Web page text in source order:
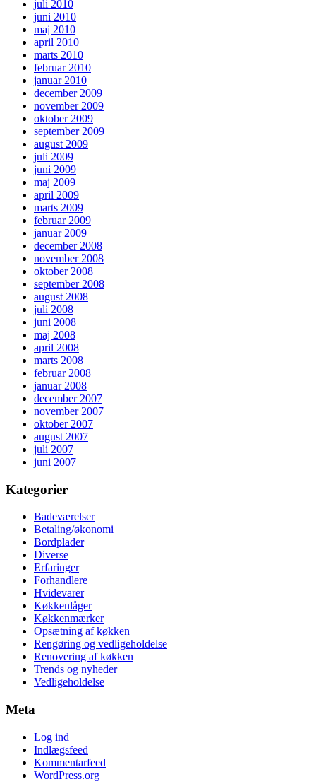
juli 2010
juni 2010
maj 2010
april 2010
marts 2010
februar 2010
januar 2010
december 2009
november 2009
oktober 2009
september 2009
august 2009
juli 2009
juni 2009
maj 2009
april 2009
marts 2009
februar 2009
januar 2009
december 2008
november 2008
oktober 2008
september 2008
august 2008
juli 2008
juni 2008
maj 2008
april 2008
marts 2008
februar 2008
januar 2008
december 2007
november 2007
oktober 2007
august 2007
juli 2007
juni 2007
Kategorier
Badeværelser
Betaling/økonomi
Bordplader
Diverse
Erfaringer
Forhandlere
Hvidevarer
Køkkenlåger
Køkkenmærker
Opsætning af køkken
Rengøring og vedligeholdelse
Renovering af køkken
Trends og nyheder
Vedligeholdelse
Meta
Log ind
Indlægsfeed
Kommentarfeed
WordPress.org